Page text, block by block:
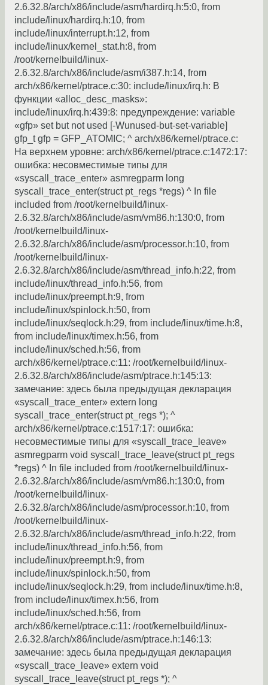
2.6.32.8/arch/x86/include/asm/hardirq.h:5:0, from
include/linux/hardirq.h:10, from
include/linux/interrupt.h:12, from
include/linux/kernel_stat.h:8, from
/root/kernelbuild/linux-
2.6.32.8/arch/x86/include/asm/i387.h:14, from
arch/x86/kernel/ptrace.c:30: include/linux/irq.h: В
функции «alloc_desc_masks»:
include/linux/irq.h:439:8: предупреждение: variable
«gfp» set but not used [-Wunused-but-set-variable]
gfp_t gfp = GFP_ATOMIC; ^ arch/x86/kernel/ptrace.c:
На верхнем уровне: arch/x86/kernel/ptrace.c:1472:17:
ошибка: несовместимые типы для
«syscall_trace_enter» asmregparm long
syscall_trace_enter(struct pt_regs *regs) ^ In file
included from /root/kernelbuild/linux-
2.6.32.8/arch/x86/include/asm/vm86.h:130:0, from
/root/kernelbuild/linux-
2.6.32.8/arch/x86/include/asm/processor.h:10, from
/root/kernelbuild/linux-
2.6.32.8/arch/x86/include/asm/thread_info.h:22, from
include/linux/thread_info.h:56, from
include/linux/preempt.h:9, from
include/linux/spinlock.h:50, from
include/linux/seqlock.h:29, from include/linux/time.h:8,
from include/linux/timex.h:56, from
include/linux/sched.h:56, from
arch/x86/kernel/ptrace.c:11: /root/kernelbuild/linux-
2.6.32.8/arch/x86/include/asm/ptrace.h:145:13:
замечание: здесь была предыдущая декларация
«syscall_trace_enter» extern long
syscall_trace_enter(struct pt_regs *); ^
arch/x86/kernel/ptrace.c:1517:17: ошибка:
несовместимые типы для «syscall_trace_leave»
asmregparm void syscall_trace_leave(struct pt_regs
*regs) ^ In file included from /root/kernelbuild/linux-
2.6.32.8/arch/x86/include/asm/vm86.h:130:0, from
/root/kernelbuild/linux-
2.6.32.8/arch/x86/include/asm/processor.h:10, from
/root/kernelbuild/linux-
2.6.32.8/arch/x86/include/asm/thread_info.h:22, from
include/linux/thread_info.h:56, from
include/linux/preempt.h:9, from
include/linux/spinlock.h:50, from
include/linux/seqlock.h:29, from include/linux/time.h:8,
from include/linux/timex.h:56, from
include/linux/sched.h:56, from
arch/x86/kernel/ptrace.c:11: /root/kernelbuild/linux-
2.6.32.8/arch/x86/include/asm/ptrace.h:146:13:
замечание: здесь была предыдущая декларация
«syscall_trace_leave» extern void
syscall_trace_leave(struct pt_regs *); ^